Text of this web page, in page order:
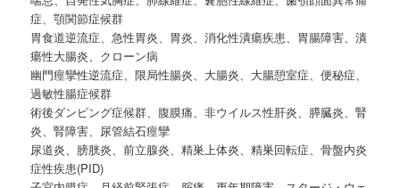
症、顎関節症候群
胃食道逆流症、急性胃炎、胃炎、消化性潰瘍疾患、胃腸障害、潰
瘍性大腸炎、クローン病
幽門痙攣性逆流症、限局性腸炎、大腸炎、大腸憩室症、便秘症、
過敏性腸症候群
術後ダンピング症候群、腹膜痛、非ウイルス性肝炎、膵臓炎、腎
炎、腎障害、尿管結石痙攣
尿道炎、膀胱炎、前立腺炎、精巣上体炎、精巣回転症、骨盤内炎
症性疾患(PID)